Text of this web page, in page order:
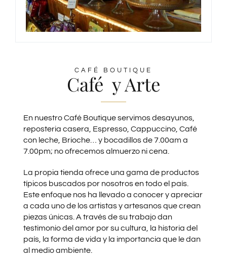
CAFÉ BOUTIQUE
Café y Arte
En nuestro Café Boutique servimos desayunos,
reposteria casera, Espresso, Cappuccino, Café
con leche, Brioche… y bocadillos de 7.00am a
7.00pm; no ofrecemos almuerzo ni cena.
La propia tienda ofrece una gama de productos
típicos buscados por nosotros en todo el país.
Este enfoque nos ha llevado a conocer y apreciar
a cada uno de los artistas y artesanos que crean
piezas únicas. A través de su trabajo dan
testimonio del amor por su cultura, la historia del
país, la forma de vida y la importancia que le dan
al medio ambiente.